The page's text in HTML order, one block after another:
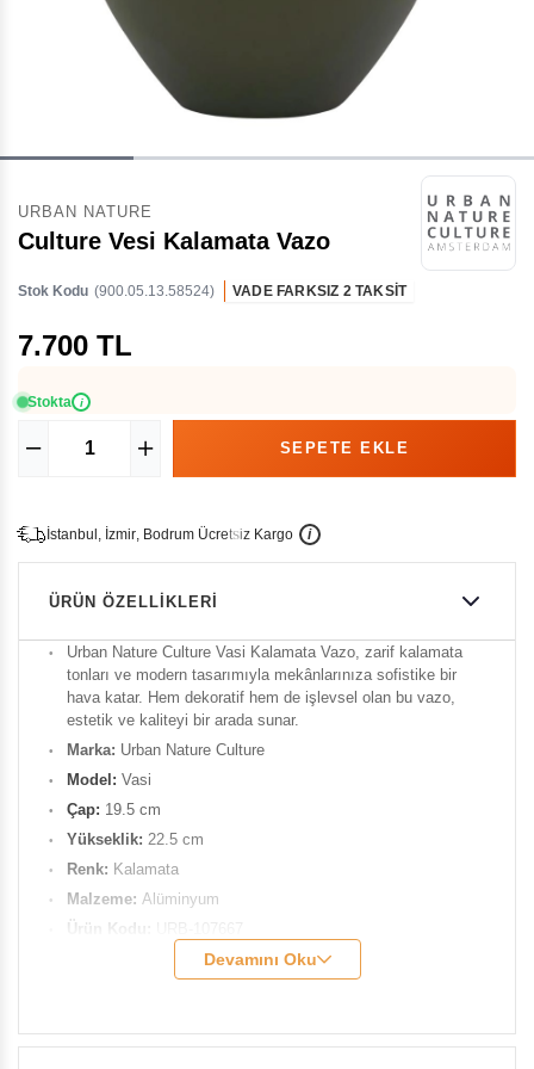
URBAN NATURE
Culture Vesi Kalamata Vazo
Stok Kodu (900.05.13.58524) VADE FARKSIZ 2 TAKSİT
7.700 TL
Stokta i
İstanbu , İzmir, Bodrum Ücretsiz Kargo i
ÜRÜN ÖZELLIKLERI
Urban Nature Culture Vasi Kalamata Vazo, zarif kalamata
tonları ve modern tasarımıyla mekânlarınıza sofistike bir
hava katar. Hem dekoratif hem de işlevsel olan bu vazo,
estetik ve kaliteyi bir arada sunar.
Marka: Urban Nature Culture
Model: Vasi
Çap: 19.5 cm
Yükseklik: 22.5 cm
Renk: Kalamata
Malzeme: Alüminyum
Ürün Kodu:
Temizlik ve Bakım Önerileri:Kuru bir bezle tozlardan
arındırılması yeterlidir.
Devamını Oku